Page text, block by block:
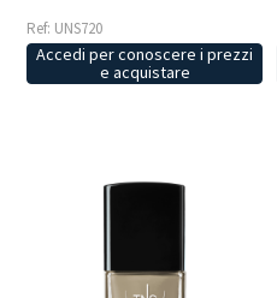
Ref: UNS720
Accedi per conoscere i prezzi
e acquistare